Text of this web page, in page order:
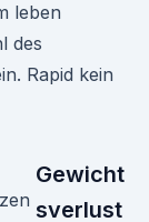
leben
des
Rapid kein
Gewicht
sverlust